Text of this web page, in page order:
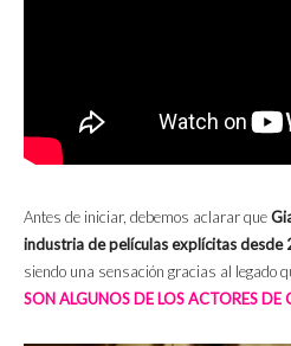
Antes de iniciar, debemos aclarar que
industria de películas explícitas desde
siendo una sensación gracias al legado
SON ALGUNOS DE LOS ACTORES DE